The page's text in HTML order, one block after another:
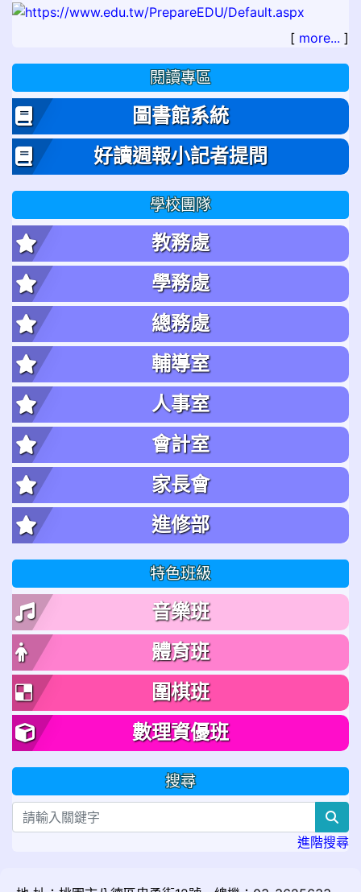
[ more... ]
閱讀專區
圖書館系統
好讀週報小記者提問
學校團隊
教務處
學務處
總務處
輔導室
人事室
會計室
家長會
進修部
特色班級
音樂班
體育班
圍棋班
數理資優班
搜尋
進階搜尋